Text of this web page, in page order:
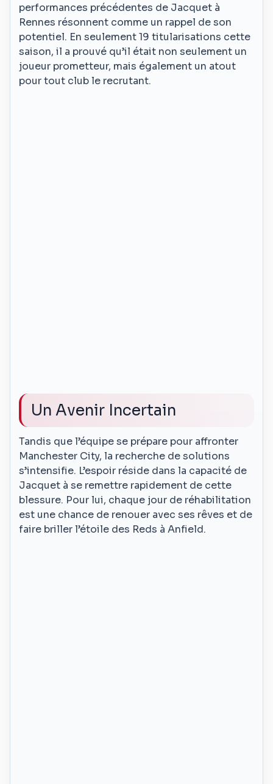
performances précédentes de Jacquet à
Rennes résonnent comme un rappel de son
potentiel. En seulement 19 titularisations cette
saison, il a prouvé qu’il était non seulement un
joueur prometteur, mais également un atout
pour tout club le recrutant.
Un Avenir Incertain
Tandis que l’équipe se prépare pour affronter
Manchester City, la recherche de solutions
s’intensifie. L’espoir réside dans la capacité de
Jacquet à se remettre rapidement de cette
blessure. Pour lui, chaque jour de réhabilitation
est une chance de renouer avec ses rêves et de
faire briller l’étoile des Reds à Anfield.